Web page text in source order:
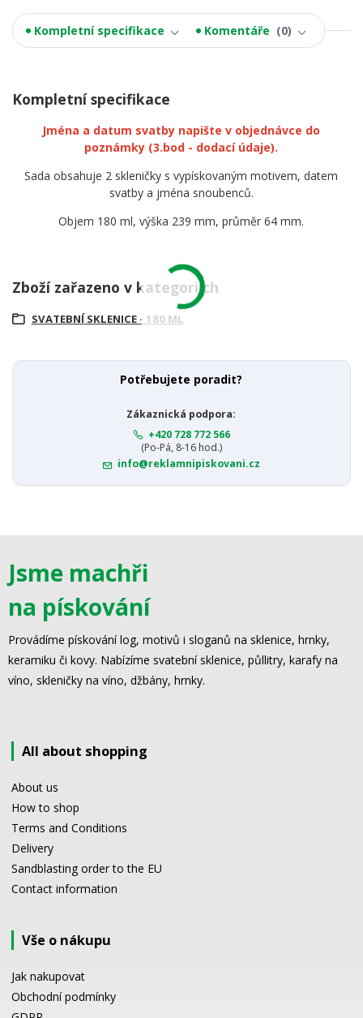
Kompletní specifikace Komentáře 0
Kompletní specifikace
Jména a datum svatby napište v objednávce do
poznámky (3.bod - dodací údaje).
Sada obsahuje 2 skleničky s vypískovaným motivem, datem
svatby a jména snoubenců.
Objem 180 ml, výška 239 mm, průměr 64 mm.
Zboží zařazeno v kategoriích
SVATEBNÍ SKLENICE - 180 ML
Potřebujete poradit?
Zákaznická podpora:
+420 728 772 566
(Po-Pá, 8-16 hod.)
info@reklamnipiskovani.cz
Jsme machři
na pískování
Provádíme pískování log, motivů i sloganů na sklenice, hrnky,
keramiku či kovy. Nabízíme svatební sklenice, půllitry, karafy na
víno, skleničky na víno, džbány, hrnky.
All about shopping
About us
How to shop
Terms and Conditions
Delivery
Sandblasting order to the EU
Contact information
Vše o nákupu
Jak nakupovat
Obchodní podmínky